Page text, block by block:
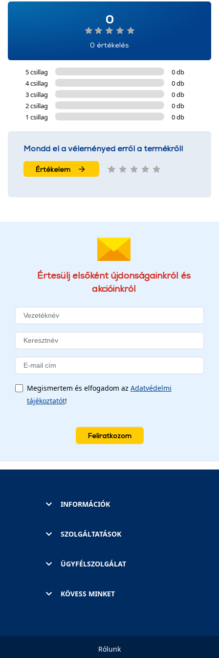
0
0 értékelés
5 csillag
0 db
4 csillag
0 db
3 csillag
0 db
2 csillag
0 db
1 csillag
0 db
Mondd el a véleményed erről a termékről!
Értékelem
Értesülj elsőként újdonságainkról és
akcióinkról
Megismertem és elfogadom az Adatvédelmi
tájékoztatót!
Feliratkozom
INFORMÁCIÓK
SZOLGÁLTATÁSOK
ÜGYFÉLSZOLGÁLAT
KÖVESS MINKET
Rólunk